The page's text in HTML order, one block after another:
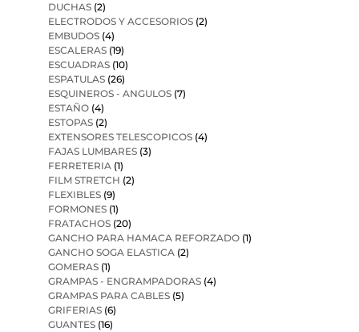
DUCHAS (2)
ELECTRODOS Y ACCESORIOS (2)
EMBUDOS (4)
ESCALERAS (19)
ESCUADRAS (10)
ESPATULAS (26)
ESQUINEROS - ANGULOS (7)
ESTAÑO (4)
ESTOPAS (2)
EXTENSORES TELESCOPICOS (4)
FAJAS LUMBARES (3)
FERRETERIA (1)
FILM STRETCH (2)
FLEXIBLES (9)
FORMONES (1)
FRATACHOS (20)
GANCHO PARA HAMACA REFORZADO (1)
GANCHO SOGA ELASTICA (2)
GOMERAS (1)
GRAMPAS - ENGRAMPADORAS (4)
GRAMPAS PARA CABLES (5)
GRIFERIAS (6)
GUANTES (16)